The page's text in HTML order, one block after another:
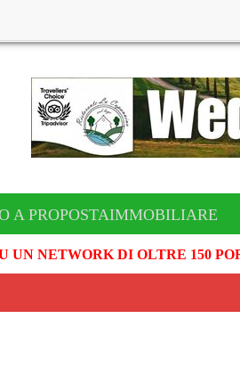
A PROPOSTAIMMOBILIARE
UN NETWORK DI OLTRE 150